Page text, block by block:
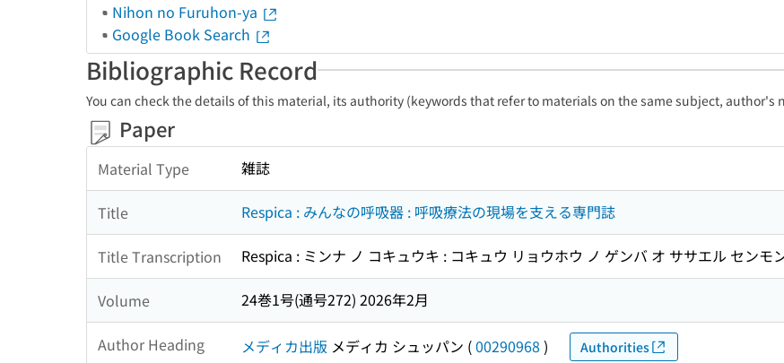
Nihon no Furuhon-ya
Google Book Search
Bibliographic Record
You can check the details of this material, its authority (keywords that refer to materials on the same subject, author's
Paper
Material Type 雑誌
Title Respica : みんなの呼吸器 : 呼吸療法の現場を支える専門誌
Title Transcription Respica : ミンナ ノ コキュウキ : コキュウ リョウホウ ノ ゲンバ オ ササエル センモ
Volume 24巻1号(通号272) 2026年2月
Author Heading メディカ出版 メディカ シュッパン (00290968 ) Authorities